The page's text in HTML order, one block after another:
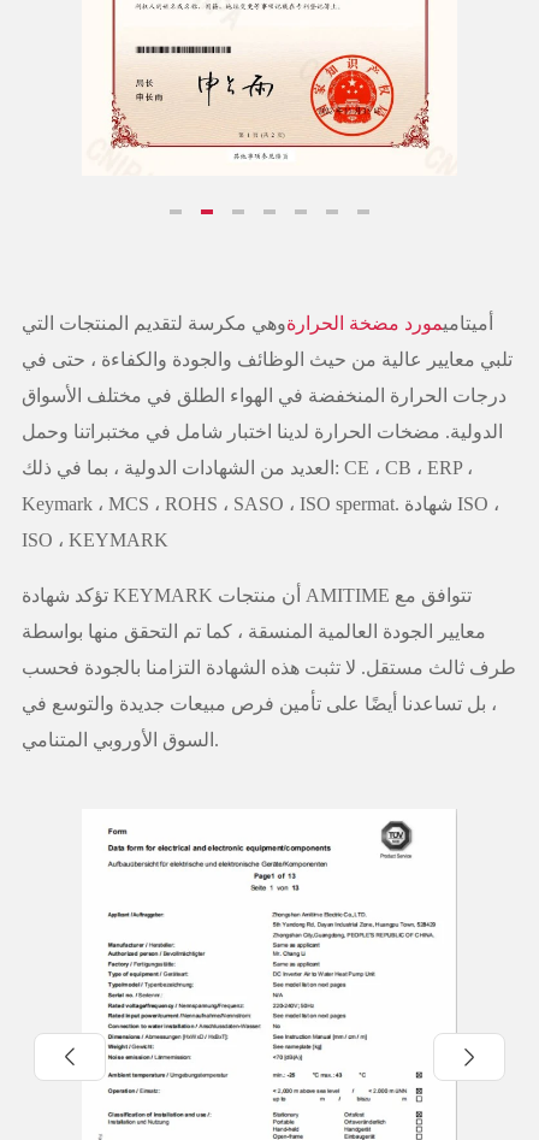
أميتاميمورد مضخة الحرارةوهي مكرسة لتقديم المنتجات التي
تلبي معايير عالية من حيث الوظائف والجودة والكفاءة ، حتى في
درجات الحرارة المنخفضة في الهواء الطلق في مختلف الأسواق
الدولية. مضخات الحرارة لدينا اختبار شامل في مختبراتنا وحمل
العديد من الشهادات الدولية ، بما في ذلك: CE ، CB ، ERP ،
Keymark ، MCS ، ROHS ، SASO ، ISO spermat. شهادة ISO ،
ISO ، KEYMARK
تؤكد شهادة KEYMARK أن منتجات AMITIME تتوافق مع
معايير الجودة العالمية المنسقة ، كما تم التحقق منها بواسطة
طرف ثالث مستقل. لا تثبت هذه الشهادة التزامنا بالجودة فحسب
، بل تساعدنا أيضًا على تأمين فرص مبيعات جديدة والتوسع في
السوق الأوروبي المتنامي.
 